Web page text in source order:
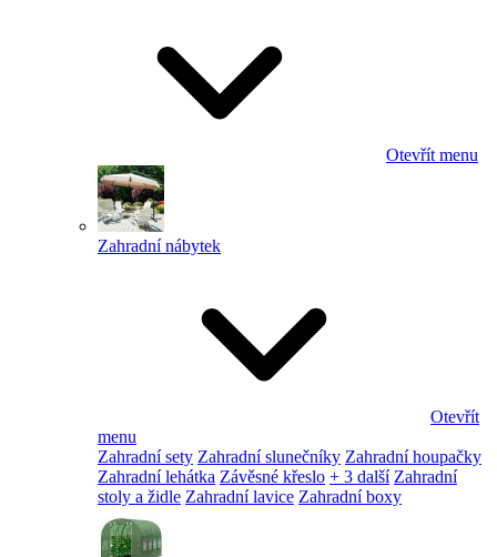
Otevřít menu
Zahradní nábytek
Otevřít
menu
Zahradní sety Zahradní slunečníky Zahradní houpačky
Zahradní lehátka Závěsné křeslo + 3 další Zahradní
stoly a židle Zahradní lavice Zahradní boxy